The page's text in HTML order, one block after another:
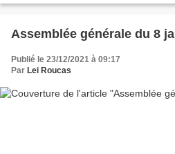
Assemblée générale du 8
Publié le 23/12/2021 à 09:17
Par Lei Roucas